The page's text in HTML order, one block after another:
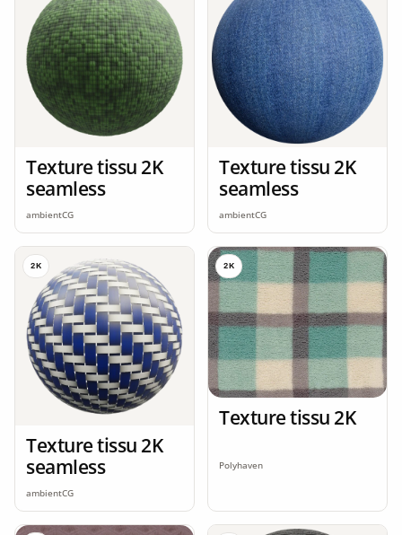
Texture tissu 2K
seamless
ambientCG
Texture tissu 2K
seamless
ambientCG
2K
Texture tissu 2K
seamless
ambientCG
2K
Texture tissu 2K
Polyhaven